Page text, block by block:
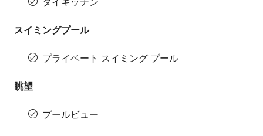
スイミングプール
プライベート スイミング プール
眺望
プールビュー